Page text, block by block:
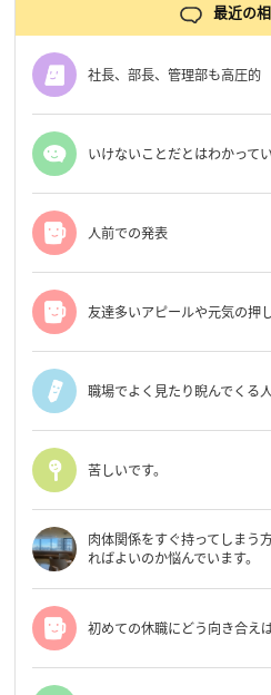
最近の
社長、部長、管理部も高圧的
いけないことだとはわかっ
人前での発表
友達多いアピールや元気の押
職場でよく見たり睨んでくる
苦しいです。
肉体関係をすぐ持ってしまう
ればよいのか悩んでいます。
初めての休職にどう向き合え